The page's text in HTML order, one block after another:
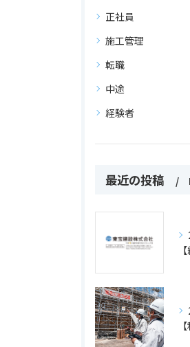
正社員
施工管理
転職
中途
経験者
最近の投稿